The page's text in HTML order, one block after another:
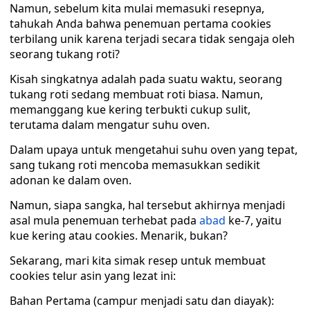
Namun, sebelum kita mulai memasuki resepnya,
tahukah Anda bahwa penemuan pertama cookies
terbilang unik karena terjadi secara tidak sengaja oleh
seorang tukang roti?
Kisah singkatnya adalah pada suatu waktu, seorang
tukang roti sedang membuat roti biasa. Namun,
memanggang kue kering terbukti cukup sulit,
terutama dalam mengatur suhu oven.
Dalam upaya untuk mengetahui suhu oven yang tepat,
sang tukang roti mencoba memasukkan sedikit
adonan ke dalam oven.
Namun, siapa sangka, hal tersebut akhirnya menjadi
asal mula penemuan terhebat pada abad ke-7, yaitu
kue kering atau cookies. Menarik, bukan?
Sekarang, mari kita simak resep untuk membuat
cookies telur asin yang lezat ini:
Bahan Pertama (campur menjadi satu dan diayak):